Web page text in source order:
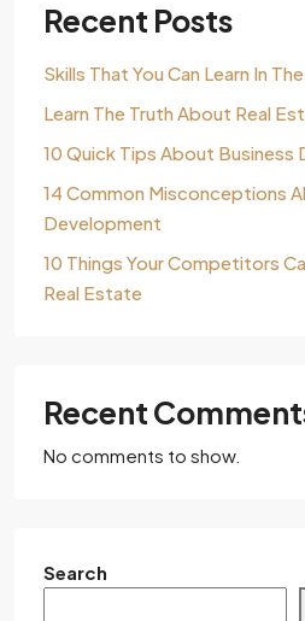
Recent Posts
Skills That You Can Learn In
Learn The Truth About Real
10 Quick Tips About Business
14 Common Misconceptions
Development
10 Things Your Competitors
Real Estate
Recent
No comments to show.
Search